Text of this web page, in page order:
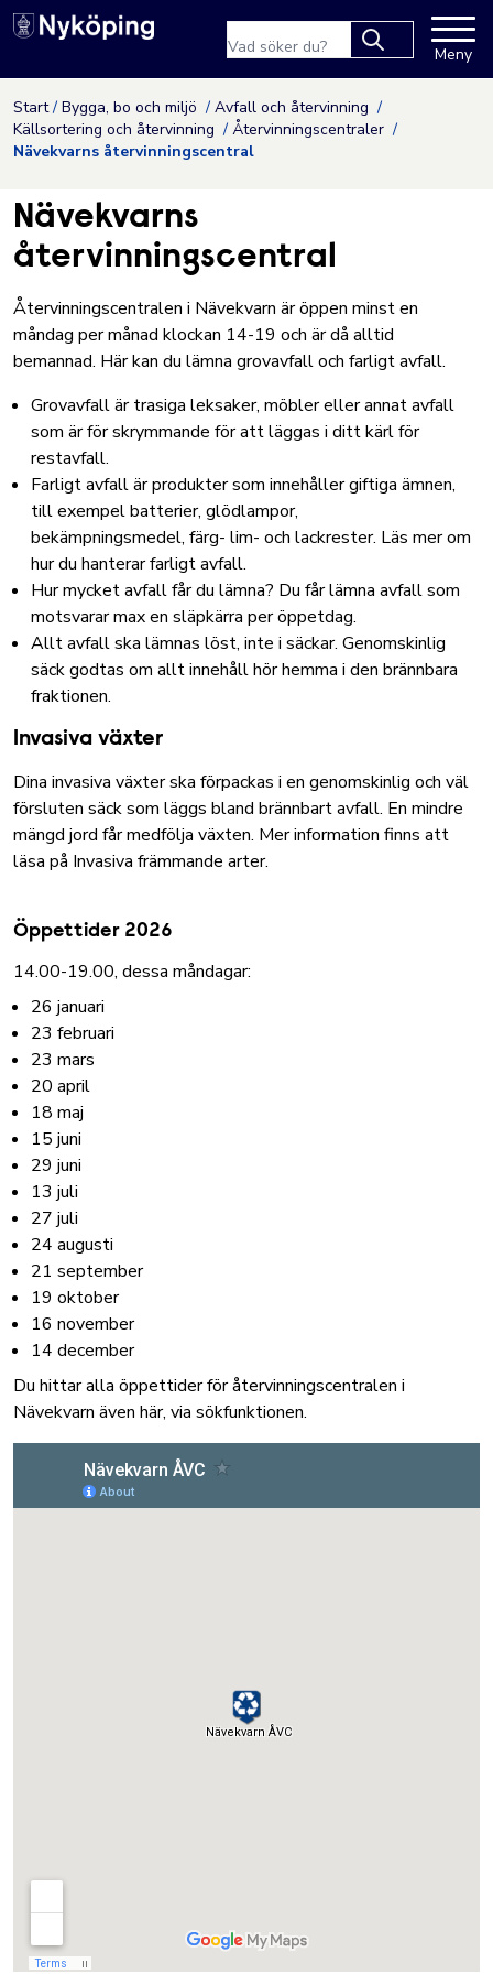
Hoppa till innehåll
Nyköpings kommuns
results.
Meny
Start Bygga, bo och miljö
Avfall och återvinning
Källsortering och återvinning
Återvinningscentraler
Nävekvarns återvinningscentral
Nävekvarns
återvinningscentral
Återvinningscentralen i Nävekvarn är öppen minst en
måndag per månad klockan 14-19 och är då alltid
bemannad. Här kan du lämna grovavfall och farligt avfall.
Grovavfall är trasiga leksaker, möbler eller annat avfall
som är för skrymmande för att läggas i ditt kärl för
restavfall.
Farligt avfall är produkter som innehåller giftiga ämnen,
till exempel batterier, glödlampor,
bekämpningsmedel, färg- lim- och lackrester. Läs mer om
hur du hanterar farligt avfall.
Hur mycket avfall får du lämna? Du får lämna avfall som
motsvarar max en släpkärra per öppetdag.
Allt avfall ska lämnas löst, inte i säckar. Genomskinlig
säck godtas om allt innehåll hör hemma i den brännbara
fraktionen.
Invasiva växter
Dina invasiva växter ska förpackas i en genomskinlig och väl
försluten säck som läggs bland brännbart avfall. En mindre
mängd jord får medfölja växten. Mer information finns att
läsa på Invasiva främmande arter.
Öppettider 2026
14.00-19.00, dessa måndagar:
26 januari
23 februari
23 mars
20 april
18 maj
15 juni
29 juni
13 juli
27 juli
24 augusti
21 september
19 oktober
16 november
14 december
Du hittar alla öppettider för återvinningscentralen i
Nävekvarn även här, via sökfunktionen.